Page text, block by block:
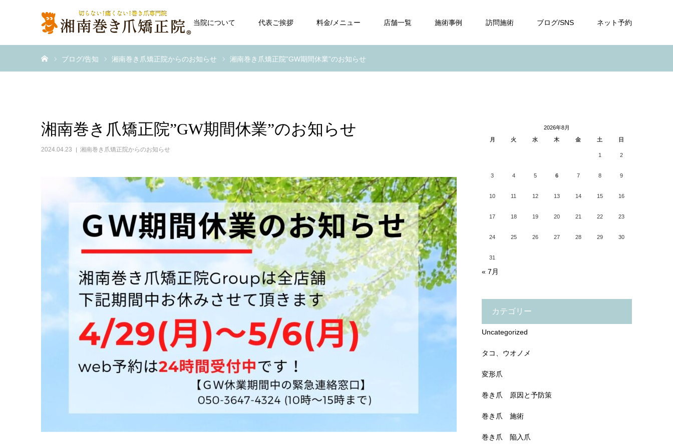
当院について 代表ご挨拶 料金/メニュー 店舗一覧 施術事例 訪問施術 ブログ/SNS ネット予約
ブログ/告知 湘南巻き爪矯正院からのお知らせ 湘南巻き爪矯正院”GW期間休業”のお知らせ
湘南巻き爪矯正院”GW期間休業”のお知らせ
2024.04.23 湘南巻き爪矯正院からのお知らせ
2026年8月
月
火 水 木 金 土 日
1 2
3 4 5 6 7 8 9
10 11 12 13 14 15 16
17 18 19 20 21 22 23
24 25 26 27 28 29 30
31
« 7月
カテゴリー
Uncategorized
タコ、ウオノメ
変形爪
巻き爪 原因と予防策
巻き爪 施術
巻き爪 陥入爪